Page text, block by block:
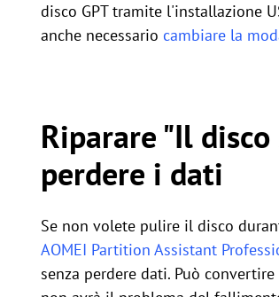
disco GPT tramite l'installazione
anche necessario cambiare la
Riparare "Il
perdere i dati
Se non volete pulire il disco
AOMEI Partition Assistant
senza perdere dati. Può